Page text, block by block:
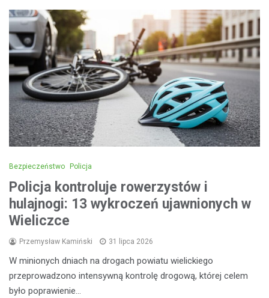
Bezpieczeństwo Policja
Policja kontroluje rowerzystów i
hulajnogi: 13 wykroczeń ujawnionych w
Wieliczce
Przemysław Kamiński 31 lipca 2026
W minionych dniach na drogach powiatu wielickiego
przeprowadzono intensywną kontrolę drogową, której celem
było poprawienie…